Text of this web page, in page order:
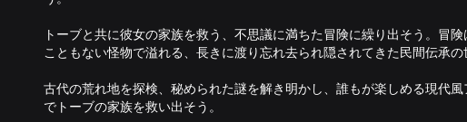
トーブと共に彼女の家族を救う、不思議に満ちた冒険に繰り出そう。冒
こともない怪物で溢れる、長きに渡り忘れ去られ隠されてきた民間伝承の
古代の荒れ地を探検、秘められた謎を解き明かし、誰もが楽しめる現代
でトーブの家族を救い出そう。